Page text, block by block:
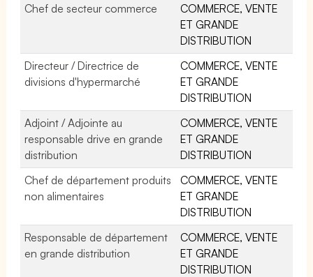
Chef de secteur commerce
COMMERCE, VENTE
ET GRANDE
DISTRIBUTION
Directeur / Directrice de
divisions d'hypermarché
COMMERCE, VENTE
ET GRANDE
DISTRIBUTION
Adjoint / Adjointe au
responsable drive en grande
distribution
COMMERCE, VENTE
ET GRANDE
DISTRIBUTION
Chef de département produits
non alimentaires
COMMERCE, VENTE
ET GRANDE
DISTRIBUTION
Responsable de département
en grande distribution
COMMERCE, VENTE
ET GRANDE
DISTRIBUTION